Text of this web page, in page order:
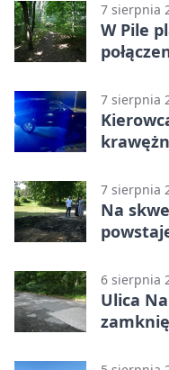
7 sierpnia
W Pile
7 sierpnia
7 sierpnia
Na
6 sierpnia
Ulica